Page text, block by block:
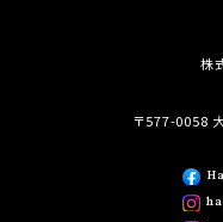
株
〒577-0058